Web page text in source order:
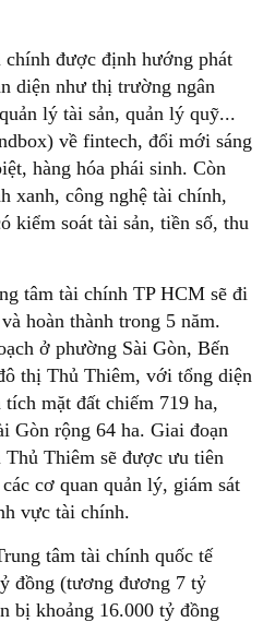
được định hướng phát
diện như thị trường ngân
lý tài sản, quản lý quỹ...
về fintech, đổi mới sáng
hàng hóa phái sinh. Còn
xanh, công nghệ tài chính,
kiểm soát tài sản, tiền số, thu
tâm tài chính TP HCM sẽ đi
hoàn thành trong 5 năm.
ở phường Sài Gòn, Bến
thị Thủ Thiêm, với tổng diện
mặt đất chiếm 719 ha,
Gòn rộng 64 ha. Giai đoạn
Thiêm sẽ được ưu tiên
cơ quan quản lý, giám sát
vực tài chính.
tâm tài chính quốc tế
đồng (tương đương 7 tỷ
bị khoảng 16.000 tỷ đồng